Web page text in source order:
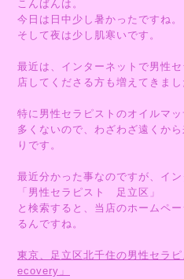
こんばんは。
今日は日中少し暑かったですね。
そして夜は少し肌寒いです。
最近は、インターネットで男性
店してくださる方も増えてきまし
特に男性セラピストのオイルマ
多くないので、わざわざ遠くか
りです。
最近分かった事なのですが、イ
「男性セラピスト 足立区」
と検索すると、当店のホームペ
るんですね。
東京、足立区北千住の男性セラ
ecovery」